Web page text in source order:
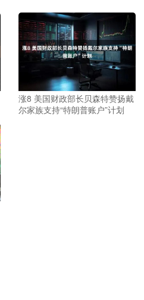
涨8 美国财政部长贝森特赞扬戴
尔家族支持“特朗普账户”计划